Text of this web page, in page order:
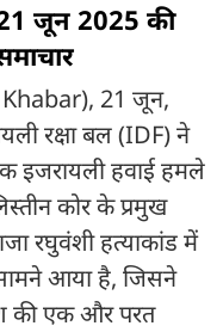
जून 2025 की
21 जून,
रक्षा बल (IDF) ने
इजरायली हवाई हमले
कोर के प्रमुख
रघुवंशी हत्याकांड में
आया है, जिसने
की एक और परत